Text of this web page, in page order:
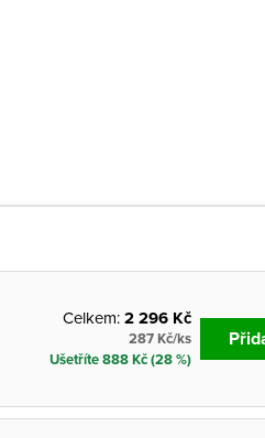
Celkem:2 296 Kč
287 Kč/ks
Ušetříte 888 Kč (28 %)